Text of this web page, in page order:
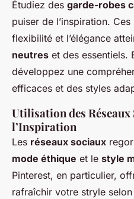
Étudiez des garde-robes
puiser de l’inspiration.
flexibilité et l’élégance
neutres et des essentiels.
développez une
efficaces et des styles
Utilisation des
l’Inspiration
Les réseaux sociaux
mode éthique et le style
Pinterest, en particulier,
rafraîchir votre stryle